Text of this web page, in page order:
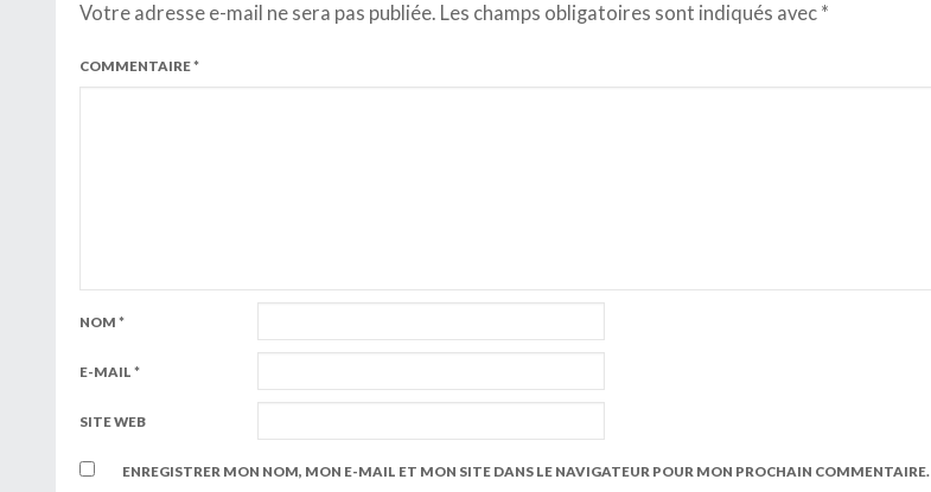
Votre adresse e-mail ne sera pas publiée. Les champs obligatoires sont indiqués avec *
COMMENTAIRE*
NOM *
E-MAIL *
SITE WEB
ENREGISTRER MON NOM, MON E-MAIL ET MON SITE DANS LE NAVIGATEUR POUR MON PROCHAIN COMMENTAIRE.